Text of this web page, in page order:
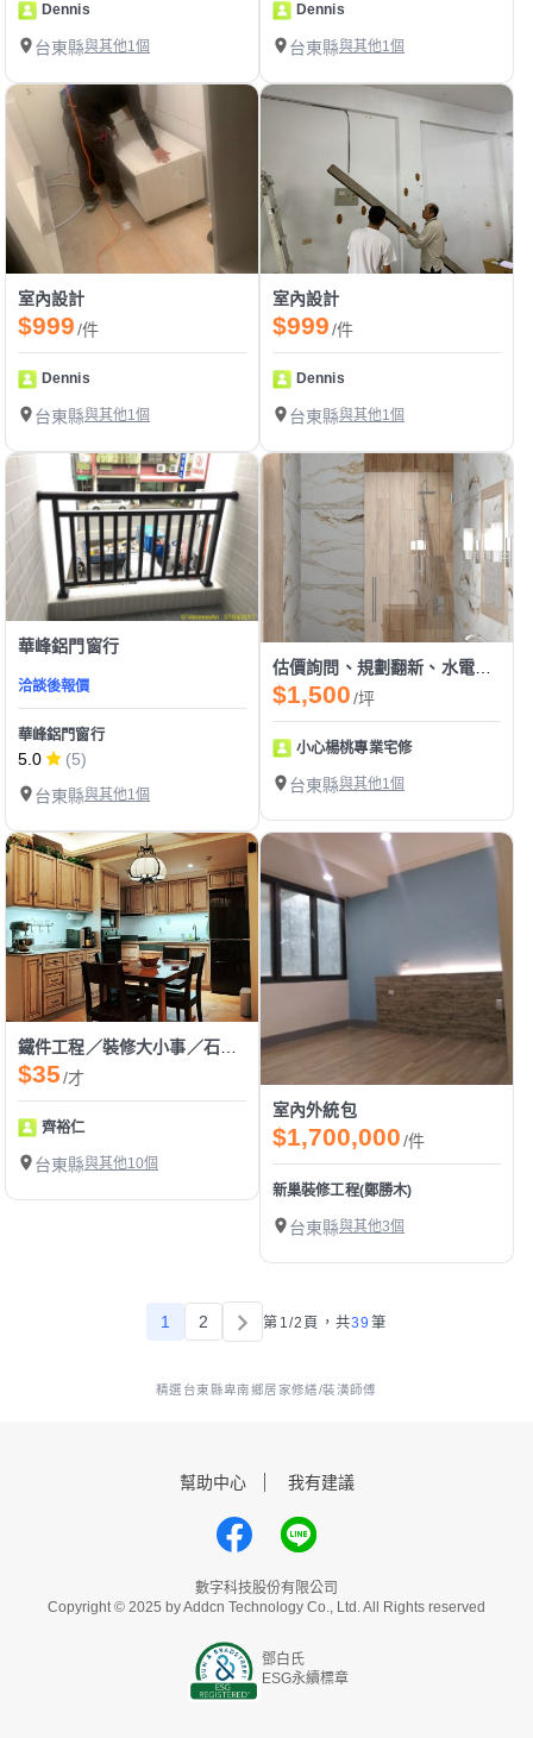
Dennis
台東縣與其他1個
Dennis
台東縣與其他1個
室內設計
$999/件
Dennis
台東縣與其他1個
室內設計
$999/件
Dennis
台東縣與其他1個
華峰鋁門窗行
洽談後報價
華峰鋁門窗行
5.0
(5)
台東縣與其他1個
估價詢問、規劃翻新、水電裝修、木工裝潢
$1,500/坪
小心楊桃專業宅修
台東縣與其他1個
鐵件工程／裝修大小事／石材磁磚修繕美容工程
$35/才
齊裕仁
台東縣與其他10個
室內外統包
$1,700,000/件
新巢裝修工程(鄭勝木)
台東縣與其他3個
1 2 第1/2頁， 共39 筆
精選台東縣卑南鄉居家修繕/裝潢師傅
幫助中心 我有建議
數字科技股份有限公司
Copyright © 2025 by Addcn Technology Co., Ltd. All Rights reserved
鄧白氏
ESG永續標章